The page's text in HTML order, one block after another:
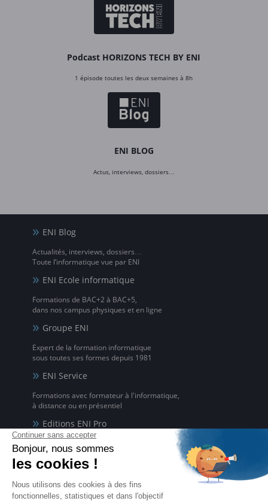
Podcast HORIZONS TECH BY ENI
1 épisode toutes les deux semaines à 8h
ENI BLOG
Actus, interviews, dossiers…
ENI Blog
Actualités, interviews, dossiers…
Toute l’informatique vue par ENI
ENI Ecole informatique
Formations de BAC+2 à BAC+5,
dans nos campus physiques et en ligne
Groupe ENI
Expert de la formation informatique
sous toutes ses formes depuis 1981
ENI Service
Formations avec formateur à l'informatique,
à distance ou en présentiel
Editions ENI Pro
pour les organismes de formation
ENI elearning
La solution de formation à l'informatique en ligne,
disponible en 5 langues